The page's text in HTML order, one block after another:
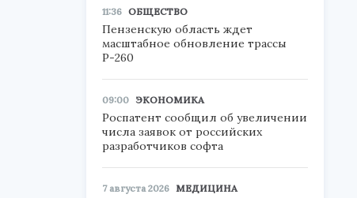
11:36 ОБЩЕСТВО
Пензенскую область ждет
масштабное обновление трассы
Р-260
09:00 ЭКОНОМИКА
Роспатент сообщил об увеличении
числа заявок от российских
разработчиков софта
7 августа 2026 МЕДИЦИНА